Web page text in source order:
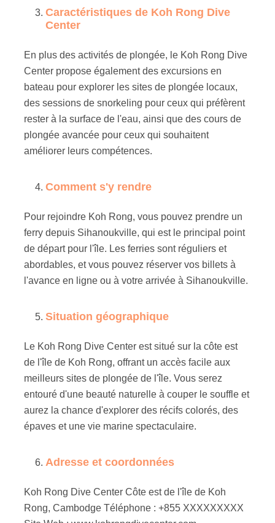
Caractéristiques de Koh Rong Dive
Center
En plus des activités de plongée, le Koh Rong Dive
Center propose également des excursions en
bateau pour explorer les sites de plongée locaux,
des sessions de snorkeling pour ceux qui préfèrent
rester à la surface de l'eau, ainsi que des cours de
plongée avancée pour ceux qui souhaitent
améliorer leurs compétences.
Comment s'y rendre
Pour rejoindre Koh Rong, vous pouvez prendre un
ferry depuis Sihanoukville, qui est le principal point
de départ pour l'île. Les ferries sont réguliers et
abordables, et vous pouvez réserver vos billets à
l'avance en ligne ou à votre arrivée à Sihanoukville.
Situation géographique
Le Koh Rong Dive Center est situé sur la côte est
de l'île de Koh Rong, offrant un accès facile aux
meilleurs sites de plongée de l'île. Vous serez
entouré d'une beauté naturelle à couper le souffle et
aurez la chance d'explorer des récifs colorés, des
épaves et une vie marine spectaculaire.
Adresse et coordonnées
Koh Rong Dive Center Côte est de l'île de Koh
Rong, Cambodge Téléphone : +855 XXXXXXXXX